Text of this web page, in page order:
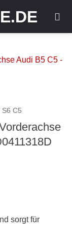
S6 C5
sorgt für